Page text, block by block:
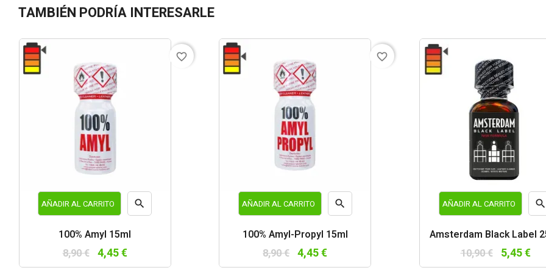
TAMBIÉN PODRÍA INTERESARLE
AÑADIR AL CARRITO 
100% Amyl 15ml
8,90 € 4,45 €
favorite_border
AÑADIR AL CARRITO 
100% Amyl-Propyl 15ml
8,90 € 4,45 €
favorite_border
AÑADIR AL CARRITO 
rápida
Amsterdam Black Label
10,90 €
5,45 €